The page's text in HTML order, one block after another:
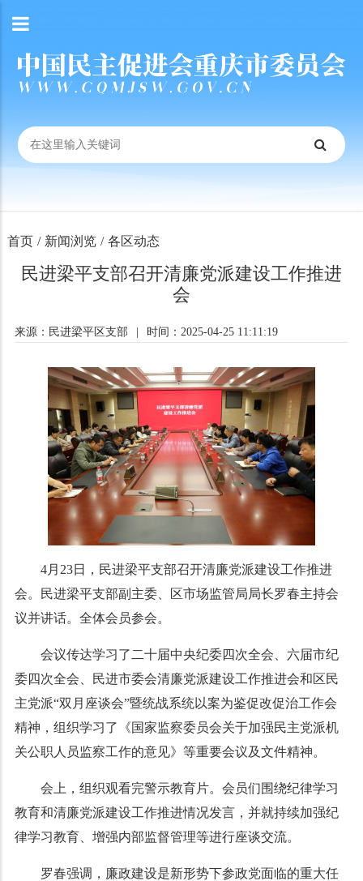
首页 / 新闻浏览 / 各区动态
民进梁平支部召开清廉党派建设工作推进
会
来源：民进梁平区支部 时间：2025-04-25 11:11:19
4月23日，民进梁平支部召开清廉党派建设工作推进
会。民进梁平支部副主委、区市场监管局局长罗春主持会
议并讲话。全体会员参会。
会议传达学习了二十届中央纪委四次全会、六届市纪
委四次全会、民进市委会清廉党派建设工作推进会和区民
主党派“双月座谈会”暨统战系统以案为鉴促改促治工作会
精神，组织学习了《国家监察委员会关于加强民主党派机
关公职人员监察工作的意见》等重要会议及文件精神。
会上，组织观看完警示教育片。会员们围绕纪律学习
教育和清廉党派建设工作推进情况发言，并就持续加强纪
律学习教育、增强内部监督管理等进行座谈交流。
罗春强调，廉政建设是新形势下参政党面临的重大任